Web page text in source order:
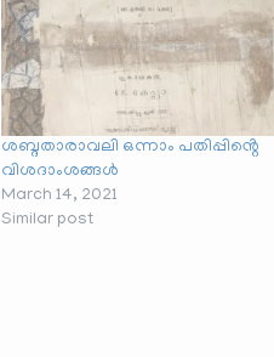
ശബ്ദതാരാവലി ഒന്നാം പതിപ്പിൻ്റെ
വിശദാംശങ്ങൾ
March 14, 2021
Similar post